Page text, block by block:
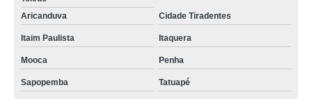
Aricanduva
Cidade Tiradentes
Itaim Paulista Itaquera
Mooca Penha
Sapopemba Tatuapé